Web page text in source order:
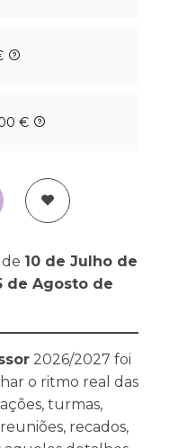
€
10 de Julho de
de Agosto de
2026/2027 foi
o ritmo real das
turmas,
recados,